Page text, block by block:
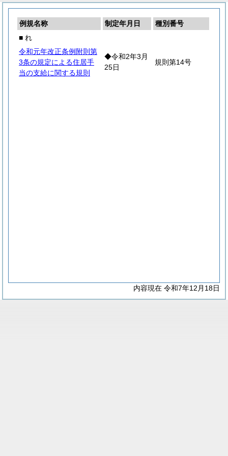
例規名称 制定年月日
種別番号
■ れ
令和元年改正条例附則第
3条の規定による住居手
当の支給に関する規則
◆令和2年3月
25日
規則第14号
内容現在 令和7年12月18日